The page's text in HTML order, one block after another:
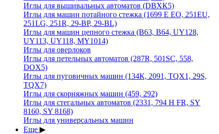
Иглы для вышивальных автоматов (DBХК5)
Иглы для машин потайного стежка (1699 E EO, 251EU,
251LG, 251R, 29-BP, 29-BL)
Иглы для машин цепного стежка (В63, В64, UY128,
UY113, UY118, MY1014)
Иглы для оверлоков
Иглы для петельных автоматов (287R, 501SC, 558,
DOХ5)
Иглы для пуговичных машин (134К, 2091, TQХ1, 29S,
TQX7)
Иглы для скорняжных машин (459, 292)
Иглы для стегальных автоматов (2331, 794 H FR, SY
8160, SY 8168)
Иглы для универсальных машин
Еще ▶